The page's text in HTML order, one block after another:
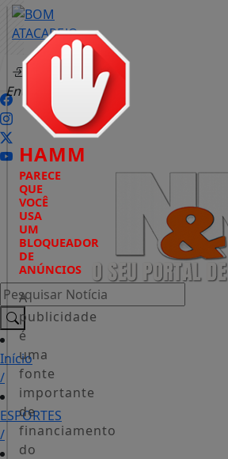
Entrar
Pesquisar Notícia
Início
/
ESPORTES
/
HAMM
PARECE
QUE
VOCÊ
USA
UM
BLOQUEADOR
DE
ANÚNCIOS
A
publicidade
é
uma
fonte
importante
de
financiamento
do